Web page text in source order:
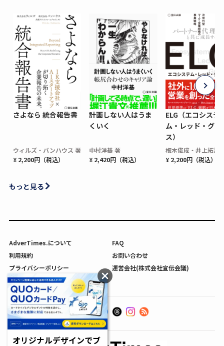
さよなら 統合報告書
ウィルズ・パンハウス 著
¥ 2,200円（税込）
計画しない人はうま
くいく
中村洋基 著
¥ 2,420円（税込）
ELG（エコシステ
ム・レッド・グロ
ス）
梅木俊成・井上拓海
¥ 2,200円（税込）
もっと見る
AdverTimes.について
FAQ
利用規約
お問い合わせ
プライバシーポリシー
運営会社(株式会社宣伝会議)
利用者情報の外部送信について
オリジナルデザインでブ